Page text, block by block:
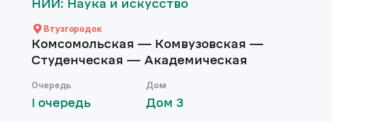
НИИ: Наука и искусство
Втузгородок
Комсомольская — Комвузовская —
Студенческая — Академическая
Очередь
I очередь
Дом
Дом 3